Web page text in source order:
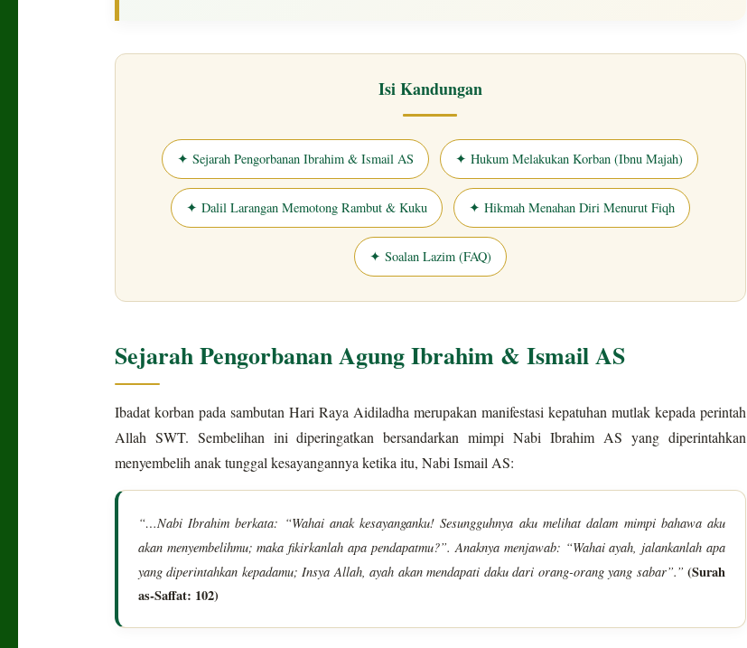
Isi Kandungan
✦ Sejarah Pengorbanan Ibrahim & Ismail AS ✦ Hukum Melakukan Korban (Ibnu Majah)
✦ Dalil Larangan Memotong Rambut & Kuku ✦ Hikmah Menahan Diri Menurut Fiqh
✦ Soalan Lazim (FAQ)
Sejarah Pengorbanan Agung Ibrahim & Ismail AS
Ibadat korban pada sambutan Hari Raya Aidiladha merupakan manifestasi kepatuhan mutlak kepada perintah
Allah SWT. Sembelihan ini diperingatkan bersandarkan mimpi Nabi Ibrahim AS yang diperintahkan
menyembelih anak tunggal kesayangannya ketika itu, Nabi Ismail AS:
“…Nabi Ibrahim berkata: “Wahai anak kesayanganku! Sesungguhnya aku melihat dalam mimpi bahawa aku
akan menyembelihmu; maka fikirkanlah apa pendapatmu?”. Anaknya menjawab: “Wahai ayah, jalankanlah apa
yang diperintahkan kepadamu; Insya Allah, ayah akan mendapati daku dari orang-orang yang sabar”.” (Surah
as-Saffat: 102)